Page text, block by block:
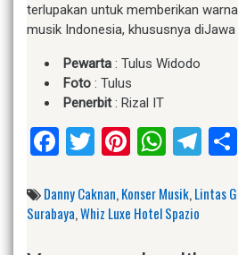
terlupakan untuk memberikan
musik Indonesia, khususnya
Pewarta : Tulus Widodo
Foto : Tulus
Penerbit: Rizal IT
Facebook
Twitter
Pinterest
Danny Caknan,Konser Musik,Lintas
Surabaya,Whiz Luxe Hotel Spazio